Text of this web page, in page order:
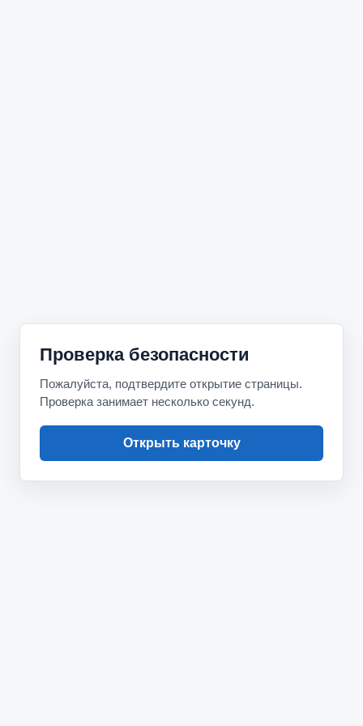
Проверка безопасности
Пожалуйста, подтвердите открытие страницы.
Проверка занимает несколько секунд.
Открыть карточку